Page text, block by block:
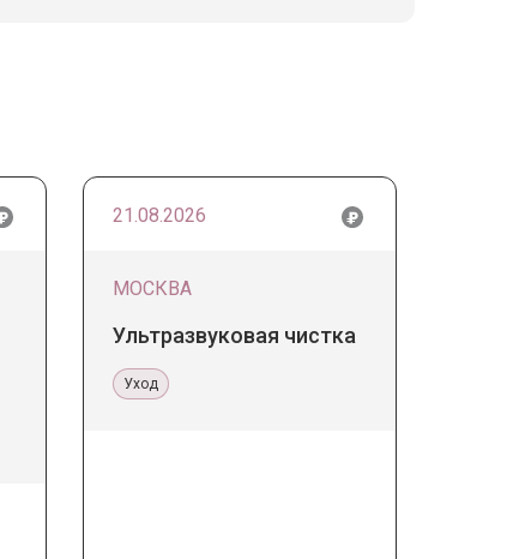
21.08.2026
МОСКВА
Ультразвуковая чистка
Уход